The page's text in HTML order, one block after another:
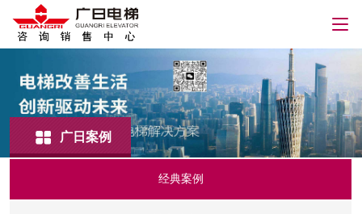
广日案例
经典案例